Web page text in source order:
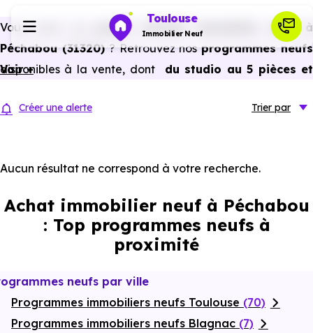
Toulouse
Immobilier Neuf
Investir
Actualités
Financer
Vous avez un
projet d’achat immobilier neuf à
Péchabou (31320)? Retrouvez nos programmes neufs
disponibles à la vente, dont
du studio au 5 pièces et
avantages du neuf :PTZ, TVA réduitedans certains cas,
énergétiques, garanties constructeur, etc.
Voir +
Créer une alerte Trier par
Aucun résultat ne correspond à votre recherche.
Achat immobilier neuf à Péchabou
: Top programmes neufs à
proximité
neufs par ville
Programmes immobiliers neufs Toulouse (70)
Programmes immobiliers neufs Blagnac (7)